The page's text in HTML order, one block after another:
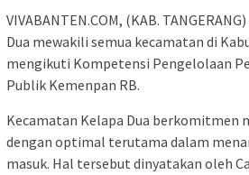
VIVABANTEN.COM, (KAB.
Dua mewakili semua kecamatan di
mengikuti Kompetensi Pengelolaan
Publik Kemenpan RB.
Kecamatan Kelapa Dua berkomitmen
dengan optimal terutama dalam
masuk. Hal tersebut dinyatakan oleh